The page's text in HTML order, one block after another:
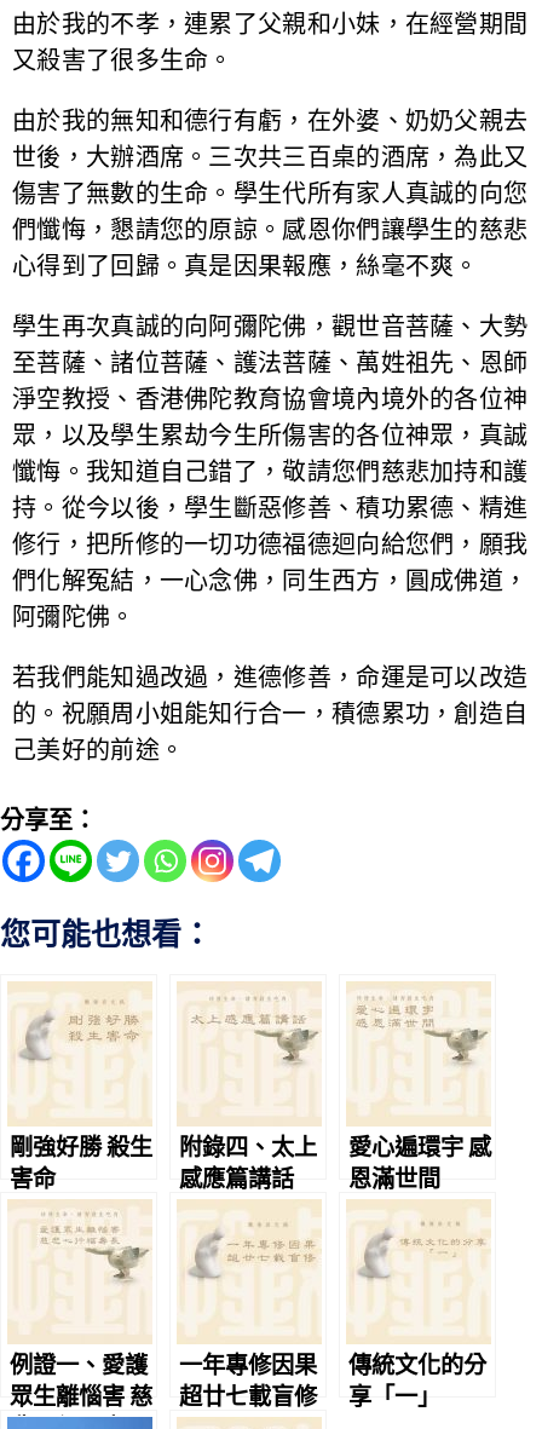
由於我的不孝，連累了父親和小妹，在經營期間
又殺害了很多生命。
由於我的無知和德行有虧，在外婆、奶奶父親去
世後，大辦酒席。三次共三百桌的酒席，為此又
傷害了無數的生命。學生代所有家人真誠的向您
們懺悔，懇請您的原諒。感恩你們讓學生的慈悲
心得到了回歸。真是因果報應，絲毫不爽。
學生再次真誠的向阿彌陀佛，觀世音菩薩、大勢
至菩薩、諸位菩薩、護法菩薩、萬姓祖先、恩師
淨空教授、香港佛陀教育協會境內境外的各位神
眾，以及學生累劫今生所傷害的各位神眾，真誠
懺悔。我知道自己錯了，敬請您們慈悲加持和護
持。從今以後，學生斷惡修善、積功累德、精進
修行，把所修的一切功德福德迴向給您們，願我
們化解冤結，一心念佛，同生西方，圓成佛道，
阿彌陀佛。
若我們能知過改過，進德修善，命運是可以改造
的。祝願周小姐能知行合一，積德累功，創造自
己美好的前途。
分享至：
您可能也想看：
剛強好勝 殺生
害命
附錄四、太上
感應篇講話
愛心遍環宇 感
恩滿世間
例證一、愛護
眾生離惱害 慈
一年專修因果
超廿七載盲修
傳統文化的分
享「一」